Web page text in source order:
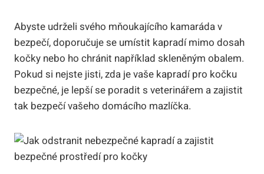
Abyste udrželi svého mňoukajícího kamaráda v
bezpečí, doporučuje se umístit kapradí mimo dosah
kočky nebo ho chránit například skleněným obalem.
Pokud si nejste jisti, zda je vaše kapradí pro kočku
bezpečné, je lepší se poradit s veterinářem a zajistit
tak bezpečí vašeho domácího mazlíčka.